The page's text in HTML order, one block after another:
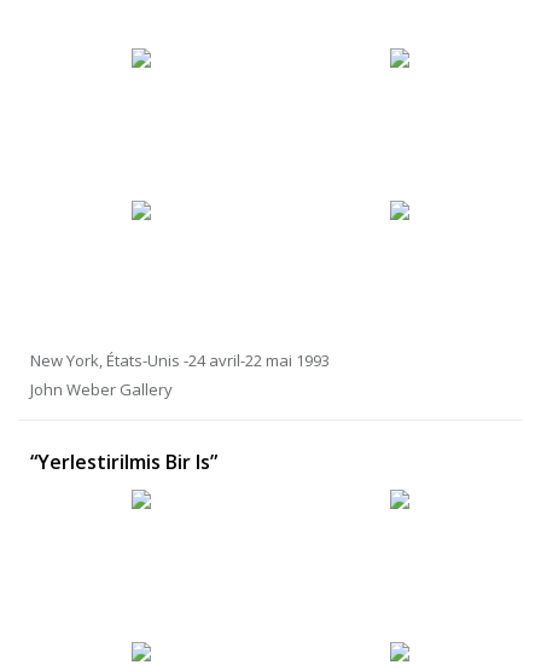
New York, États-Unis -24 avril-22 mai 1993
John Weber Gallery
“Yerlestirilmis Bir Is”